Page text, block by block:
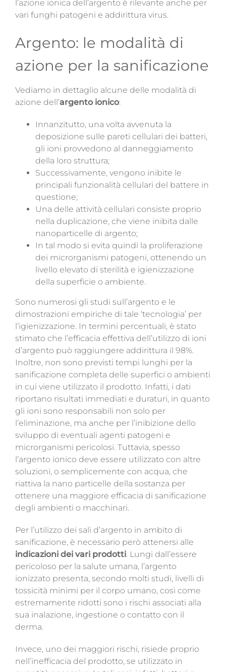
l’azione ionica dell’argento è rilevante anche per
vari funghi patogeni e addirittura virus.
Argento: le modalità di
azione per la sanificazione
Vediamo in dettaglio alcune delle modalità di
azione dell’argento ionico:
Innanzitutto, una volta avvenuta la
deposizione sulle pareti cellulari dei batteri,
gli ioni provvedono al danneggiamento
della loro struttura;
Successivamente, vengono inibite le
principali funzionalità cellulari del battere in
questione;
Una delle attività cellulari consiste proprio
nella duplicazione, che viene inibita dalle
nanoparticelle di argento;
In tal modo si evita quindi la proliferazione
dei microrganismi patogeni, ottenendo un
livello elevato di sterilità e igienizzazione
della superficie o ambiente.
Sono numerosi gli studi sull’argento e le
dimostrazioni empiriche di tale ‘tecnologia’ per
l’igienizzazione. In termini percentuali, è stato
stimato che l’efficacia effettiva dell’utilizzo di ioni
d’argento può raggiungere addirittura il 98%.
Inoltre, non sono previsti tempi lunghi per la
sanificazione completa delle superfici o ambienti
in cui viene utilizzato il prodotto. Infatti, i dati
riportano risultati immediati e duraturi, in quanto
gli ioni sono responsabili non solo per
l’eliminazione, ma anche per l’inibizione dello
sviluppo di eventuali agenti patogeni e
microrganismi pericolosi. Tuttavia, spesso
l’argento ionico deve essere utilizzato con altre
soluzioni, o semplicemente con acqua, che
riattiva la nano particelle della sostanza per
ottenere una maggiore efficacia di sanificazione
degli ambienti o macchinari.
Per l’utilizzo dei sali d’argento in ambito di
sanificazione, è necessario però attenersi alle
indicazioni dei vari prodotti. Lungi dall’essere
pericoloso per la salute umana, l’argento
ionizzato presenta, secondo molti studi, livelli di
tossicità minimi per il corpo umano, così come
estremamente ridotti sono i rischi associati alla
sua inalazione, ingestione o contatto con il
derma.
Invece, uno dei maggiori rischi, risiede proprio
nell’inefficacia del prodotto, se utilizzato in